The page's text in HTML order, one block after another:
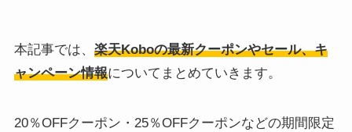
本記事では、 楽天Koboの最新クーポンやセール、キ
ャンペーン情報についてまとめていきます。
20％OFFクーポン・25％OFFクーポンなどの期間限定